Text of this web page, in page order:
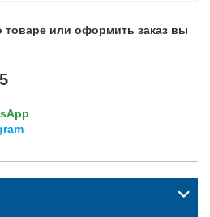
или оформить заказ вы